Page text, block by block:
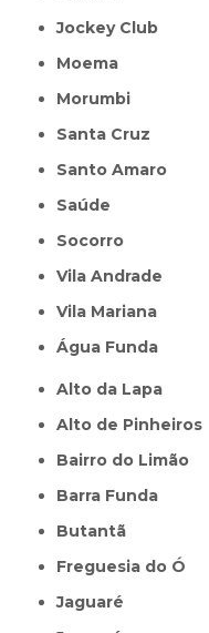
Jockey Club
Moema
Morumbi
Santa Cruz
Santo Amaro
Saúde
Socorro
Vila Andrade
Vila Mariana
Água Funda
Alto da Lapa
Alto de Pinheiros
Bairro do Limão
Barra Funda
Butantã
Freguesia do Ó
Jaguaré